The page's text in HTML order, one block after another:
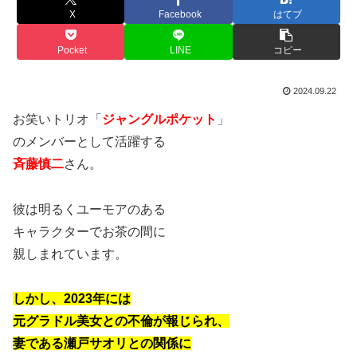
X Facebook はてブ
Pocket LINE コピー
2024.09.22
お笑いトリオ「 ジャングルポケット 」
のメンバーとして活躍する
斉藤慎二さん。
彼は明るくユーモアのある
キャラクターでお茶の間に
親しまれています。
しかし、2023年には
元グラドル美女との不倫が報じられ、
妻である瀬戸サオリとの関係に